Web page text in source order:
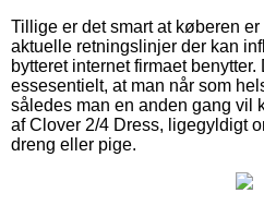
Tillige er det smart at køberen
aktuelle retningslinjer der kan
bytteret internet firmaet benytter.
essesentielt, at man når som
således man en anden gang vil
af Clover 2/4 Dress, ligegyldigt
dreng eller pige.